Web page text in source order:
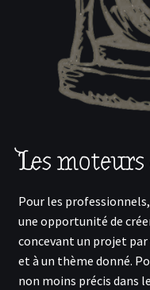
Les
Pour les
une opportunité de
concevant un projet
et à un thème donné.
non moins précis dans